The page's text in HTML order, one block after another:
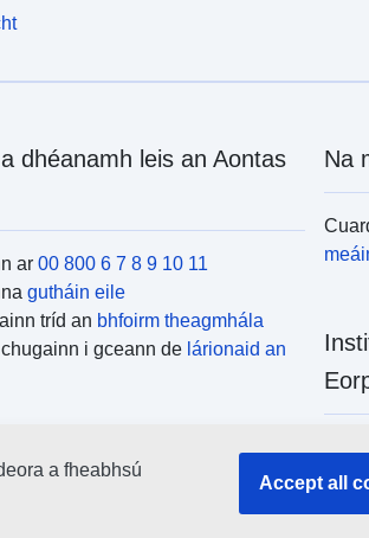
dhéanamh leis an Aontas
ar 00 800 6 7 8 9 10 11
gutháin eile
tríd an bhfoirm theagmhála
i gceann de lárionaid an
Na
uile
a fheabhsú
Accept all